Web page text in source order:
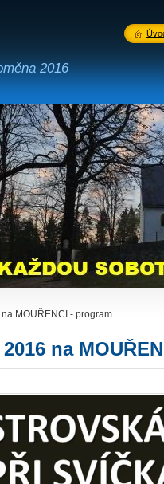
2016
MOUŘENCI - program
na